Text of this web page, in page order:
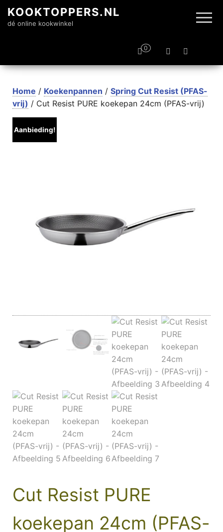
KOOKTOPPERS.NL
dé online kookwinkel
0
Home / Koekenpannen / Spring Cut Resist (PFAS-
vrij) / Cut Resist PURE koekepan 24cm (PFAS-vrij)
Aanbieding!
Cut Resist PURE
koekepan 24cm (PFAS-